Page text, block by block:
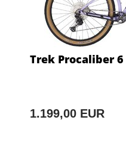
Trek Procaliber
1.199,00 EUR